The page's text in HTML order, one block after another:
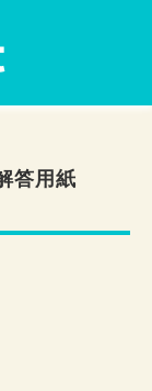
答用紙